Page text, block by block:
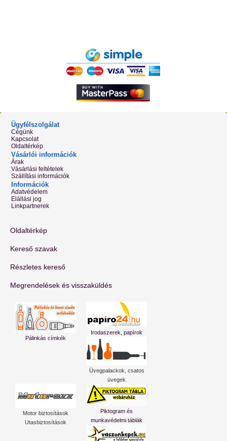
Ügyfélszolgálat
Cégünk
Kapcsolat
Oldaltérkép
Vásárlói információk
Árak
Vásárlási feltételek
Szállítási információk
Információk
Adatvédelem
Elállási jog
Linkpartnerek
Oldaltérkép
Kereső szavak
Részletes kereső
Megrendelések és visszaküldés
Pálinkás címkék
Irodaszerek, papírok
Üvegpalackok, csatos
üvegek
Motor biztosítások
Utasbiztosítások
Piktogram és
munkavédelmi táblák